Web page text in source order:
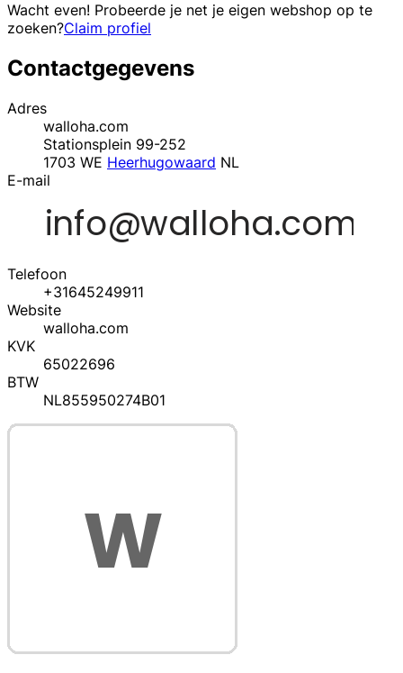
Wacht even! Probeerde je net je eigen webshop op te
zoeken?Claim profiel
Contactgegevens
Adres
walloha.com
Stationsplein 99-252
1703 WE Heerhugowaard NL
E-mail
Telefoon
+31645249911
Website
walloha.com
KVK
65022696
BTW
NL855950274B01